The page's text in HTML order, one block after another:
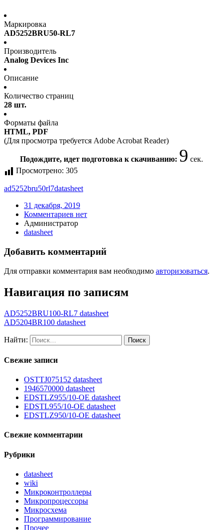
Маркировка
AD5252BRU50-RL7
Производитель
Analog Devices Inc
Описание
Количество страниц
28 шт.
Форматы файла
HTML, PDF
(Для просмотра требуется Adobe Acrobat Reader)
Подождите, идет подготовка к скачиванию: 9 сек.
Просмотрено: 305
ad5252bru50rl7datasheet
31 декабря, 2019
Комментариев нет
Администратор
datasheet
Добавить комментарий
Для отправки комментария вам необходимо авторизоваться.
Навигация по записям
AD5252BRU100-RL7 datasheet
AD5204BR100 datasheet
Найти:
Свежие записи
OSTTJ075152 datasheet
1946570000 datasheet
EDSTLZ955/10-OE datasheet
EDSTL955/10-OE datasheet
EDSTLZ950/10-OE datasheet
Свежие комментарии
Рубрики
datasheet
wiki
Микроконтроллеры
Микропроцессоры
Микросхема
Программирование
Прочее